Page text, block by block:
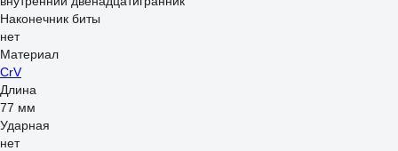
Наконечник биты
нет
Материал
CrV
Длина
77 мм
Ударная
нет